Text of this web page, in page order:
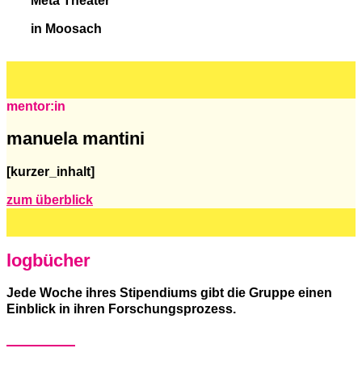
in Moosach
mentor:in
manuela mantini
[kurzer_inhalt]
zum überblick
logbücher
Jede Woche ihres Stipendiums gibt die Gruppe einen
Einblick in ihren Forschungsprozess.